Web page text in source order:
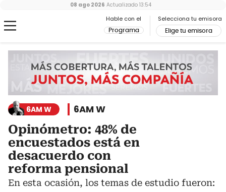
Hable con el
Programa
Selecciona tu emisora
Elige tu emisora
08 ago 2026 Actualizado 13:54
6AM W 6AM W
Opinómetro: 48% de
encuestados está en
desacuerdo con
reforma pensional
En esta ocasión, los temas de estudio fueron: